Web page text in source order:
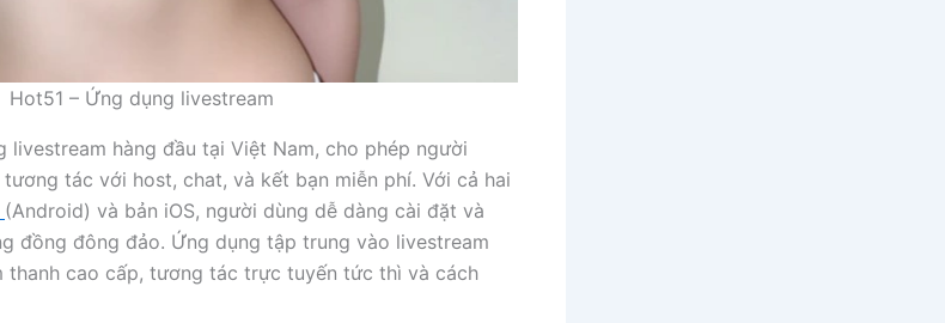
Hot51 – Ứng dụng livestream
livestream hàng đầu tại Việt Nam, cho phép người
tác với host, chat, và kết bạn miễn phí. Với cả hai
(Android) và bản iOS, người dùng dễ dàng cài đặt và
đồng đông đảo. Ứng dụng tập trung vào livestream
thanh cao cấp, tương tác trực tuyến tức thì và cách